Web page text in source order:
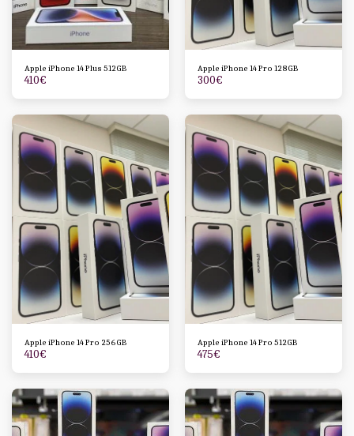
Apple iPhone 14 Plus 512GB
410€
Apple iPhone 14 Pro 128GB
300€
Apple iPhone 14 Pro 256GB
410€
Apple iPhone 14 Pro 512GB
475€